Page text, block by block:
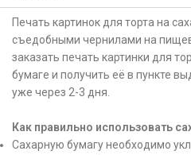
Печать картинок для торта на
съедобными чернилами на
заказать печать картинки для
бумаге и получить её в пункте
уже через 2-3 дня.
Как правильно использовать
Сахарную бумагу необходимо